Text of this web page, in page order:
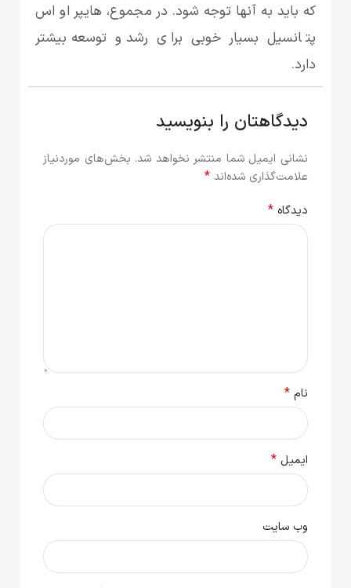
که باید به آنها توجه شود. در مجموع، هایپر او اس
پتانسیل بسیار خوبی برای رشد و توسعه بیشتر
دارد.
دیدگاهتان را بنویسید
نشانی ایمیل شما منتشر نخواهد شد. بخش‌های موردنیاز
علامت‌گذاری شده‌اند *
دیدگاه *
نام *
ایمیل *
وب‌ سایت